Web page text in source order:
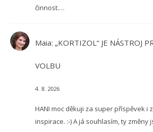
činnost.…
Maia: „KORTIZOL“ JE NÁSTROJ
VOLBU
4. 8. 2026
HANI moc děkuji za super příspěvek i
inspirace. :-) A já souhlasím, ty